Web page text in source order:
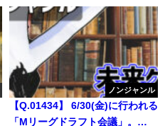
ノンジャンル
【Q.01434】 6/30(金)に行われる
「Mリーグドラフト会議」。